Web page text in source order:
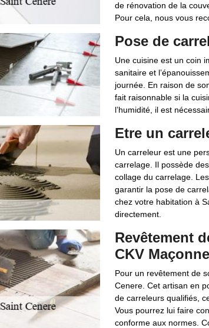
de rénovation de la
Pour cela, nous vous
Pose de
Une cuisine est un coin
sanitaire et
journée. En raison de
fait raisonnable si la
l’humidité, il est
Etre un
Un carreleur est une
carrelage. Il possède
collage du carrelage.
garantir la pose de
chez votre habitation à
directement.
Revêtement
CKV
Pour un revêtement de
Cenere. Cet artisan en
de carreleurs qualifiés,
Vous pourrez lui faire
conforme aux normes.